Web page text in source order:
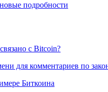
подробности
с Bitcoin?
для комментариев по
Биткоина